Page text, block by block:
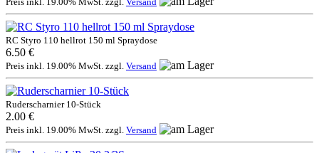
RC Styro 110 hellrot 150 ml Spraydose
6.50 €
Preis inkl. 19.00% MwSt. zzgl. Versand
Ruderscharnier 10-Stück
2.00 €
Preis inkl. 19.00% MwSt. zzgl. Versand